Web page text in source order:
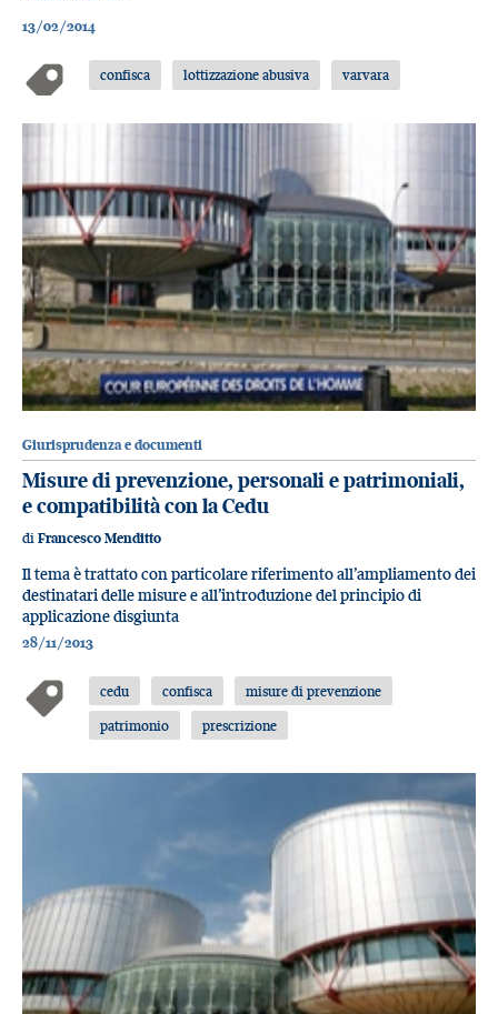
13/02/2014
confisca lottizzazione abusiva varvara
Giurisprudenza e documenti
Misure di prevenzione, personali e patrimoniali,
e compatibilità con la Cedu
di Francesco Menditto
Il tema è trattato con particolare riferimento all’ampliamento dei
destinatari delle misure e all’introduzione del principio di
applicazione disgiunta
28/11/2013
cedu confisca
misure di prevenzione
patrimonio
prescrizione